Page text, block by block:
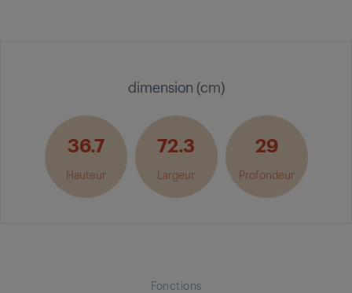
dimension (cm)
36.7
Hauteur
72.3
Largeur
29
Profondeur
Fonctions